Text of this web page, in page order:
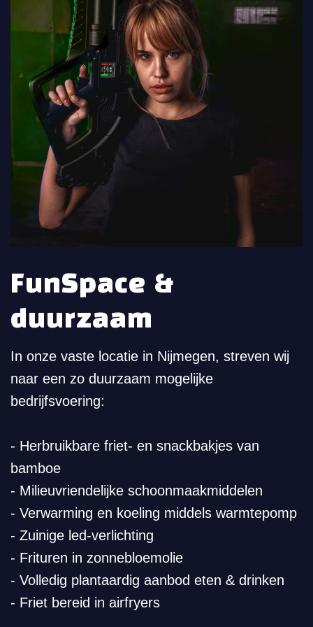
FunSpace &
duurzaam
In onze vaste locatie in Nijmegen, streven wij
naar een zo duurzaam mogelijke
bedrijfsvoering:
- Herbruikbare friet- en snackbakjes van
bamboe
- Milieuvriendelijke schoonmaakmiddelen
- Verwarming en koeling middels warmtepomp
- Zuinige led-verlichting
- Frituren in zonnebloemolie
- Volledig plantaardig aanbod eten & drinken
- Friet bereid in airfryers